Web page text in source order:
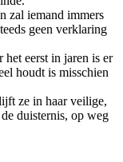
zal iemand immers
geen verklaring
eerst in jaren is er
houdt is misschien
ze in haar veilige,
duisternis, op weg